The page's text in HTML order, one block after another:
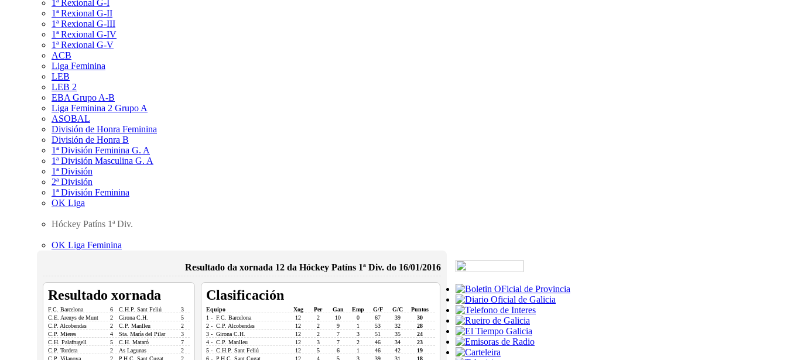
1ª Rexional G-I
1ª Rexional G-II
1ª Rexional G-III
1ª Rexional G-IV
1ª Rexional G-V
ACB
Liga Feminina
LEB
LEB 2
EBA Grupo A-B
Liga Feminina 2 Grupo A
ASOBAL
División de Honra Feminina
División de Honra B
1ª División Feminina G. A
1ª División Masculina G. A
1ª División
2ª División
1ª División Feminina
OK Liga
Hóckey Patíns 1ª Div.
OK Liga Feminina
Resultado da xornada 12 da Hóckey Patíns 1ª Div. do 16/01/2016
Resultado xornada
F.C. Barcelona 6 C.H.P. Sant Feliú
3
C.E. Arenys de Munt
2 Girona C.H.
5
C.P. Alcobendas
2 C.P. Manlleu
2
C.P. Mieres
4 Sta. María del Pilar
3
C.H. Palafrugell
5 C.H. Mataró
7
C.P. Tordera
2 As Lagunas
2
C.P. Vilanova
2 P.H.C. Sant Cugat 2
Clasificación
Equipo Xog Per Gan Emp G/F G/C
Puntos
1 - F.C. Barcelona
12 2 10 0 67 39
30
2 - C.P. Alcobendas
12 2 9 1 53 32
28
3 - Girona C.H.
12 2 7 3 51 35
24
4 - C.P. Manlleu
12 3 7 2 46 34
23
5 - C.H.P. Sant Feliú
12 5 6 1 46 42
19
6 - P.H.C. Sant Cugat
12 4 5 3 39 31
18